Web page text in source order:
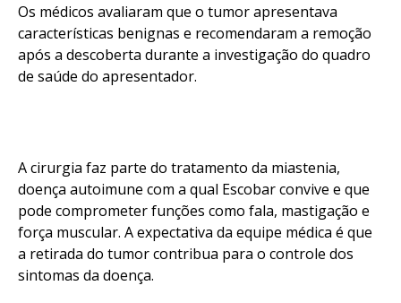
Os médicos avaliaram que o tumor apresentava
características benignas e recomendaram a remoção
após a descoberta durante a investigação do quadro
de saúde do apresentador.
A cirurgia faz parte do tratamento da miastenia,
doença autoimune com a qual Escobar convive e que
pode comprometer funções como fala, mastigação e
força muscular. A expectativa da equipe médica é que
a retirada do tumor contribua para o controle dos
sintomas da doença.